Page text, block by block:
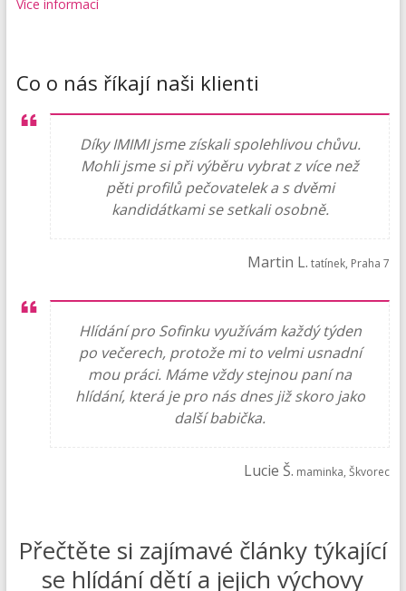
Více informací
Co o nás říkají naši klienti
Díky IMIMI jsme získali spolehlivou chůvu.
Mohli jsme si při výběru vybrat z více než
pěti profilů pečovatelek a s dvěmi
kandidátkami se setkali osobně.
Martin L. tatínek, Praha 7
Hlídání pro Sofinku využívám každý týden
po večerech, protože mi to velmi usnadní
mou práci. Máme vždy stejnou paní na
hlídání, která je pro nás dnes již skoro jako
další babička.
Lucie Š. maminka, Škvorec
Přečtěte si zajímavé články týkající
se hlídání dětí a jejich výchovy